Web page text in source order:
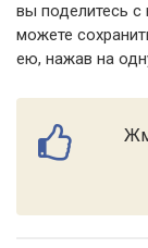
вы поделитесь
можете
ею, нажав на